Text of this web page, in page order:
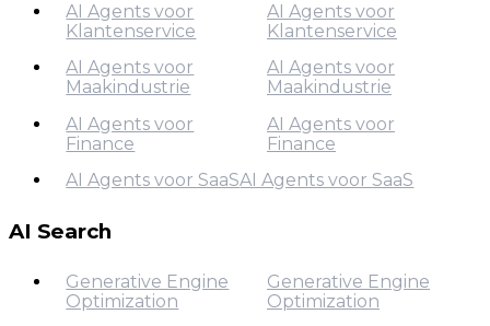
AI Agents voor
Marketing
AI Agents voor
Klantenservice
AI Agents voor
Klantenservice
AI Agents voor
Klantenservice
AI Agents voor
Maakindustrie
AI Agents voor
Maakindustrie
AI Agents voor
Maakindustrie
AI Agents voor
Finance
Finance
AI Agents voor
Finance
AI Agents voor SaaS
AI Agents voor SaaS
AI Agents voor SaaS
AI Search
Generative Engine
Optimization
Generative Engine
Optimization